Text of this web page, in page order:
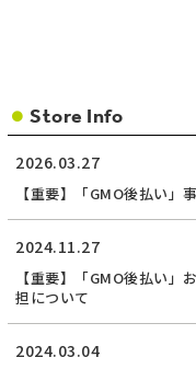
Store Info
2026.03.27
【重要】「GMO後払い」
2024.11.27
【重要】「GMO後払い」
担について
2024.03.04